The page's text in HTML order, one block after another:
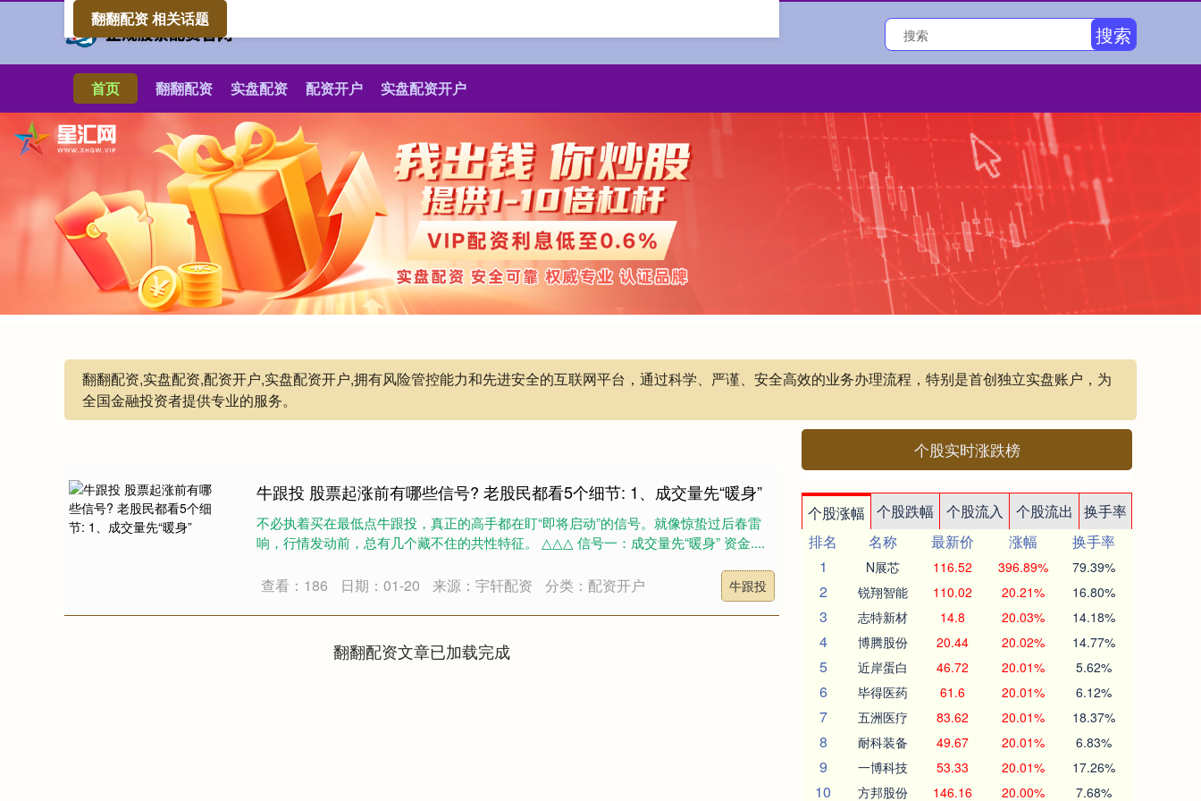
搜索
首页 翻翻配资 实盘配资 配资开户 实盘配资开户
翻翻配资,实盘配资,配资开户,实盘配资开户,拥有风险管控能力和先进安全的互联网平台，通过科学、严谨、安全高效的业务办理流程，特别是首创独立实盘账户，为
全国金融投资者提供专业的服务。
翻翻配资 相关话题
牛跟投 股票起涨前有哪些信号? 老股民都看5个细节: 1、成交量先“暖身”
不必执着买在最低点牛跟投，真正的高手都在盯“即将启动”的信号。就像惊蛰过后春雷
响，行情发动前，总有几个藏不住的共性特征。 △△△ 信号一：成交量先“暖身” 资金....
查看：186 日期：01-20 来源：宇轩配资 分类：配资开户 牛跟投
翻翻配资文章已加载完成
个股实时涨跌榜
个股涨幅 个股跌幅 个股流入 个股流出
换手率
排名
名称 最新价 涨幅
换手率
1
N展芯 116.52 396.89% 79.39%
2 锐翔智能 110.02 20.21% 16.80%
3 志特新材 14.8 20.03% 14.18%
4 博腾股份 20.44 20.02% 14.77%
5 近岸蛋白 46.72 20.01% 5.62%
6 毕得医药 61.6 20.01% 6.12%
7 五洲医疗 83.62 20.01% 18.37%
8 耐科装备 49.67 20.01% 6.83%
9 一博科技 53.33 20.01% 17.26%
10 方邦股份 146.16 20.00% 7.68%